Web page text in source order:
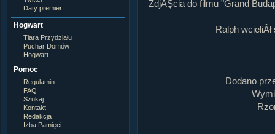
Daty premier
Hogwart
Tiara Przydziału
Puchar Domów
Hogwart
Pomoc
Regulamin
FAQ
Szukaj
Kontakt
Redakcja
Izba Pamięci
ZdjĂŞcia do filmu "Grand
Ralph
Dodano